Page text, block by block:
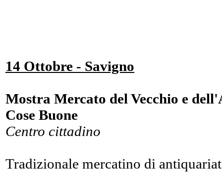
14 Ottobre - Savigno
Mostra Mercato del Vecchio e
Cose Buone
Centro cittadino
Tradizionale mercatino di